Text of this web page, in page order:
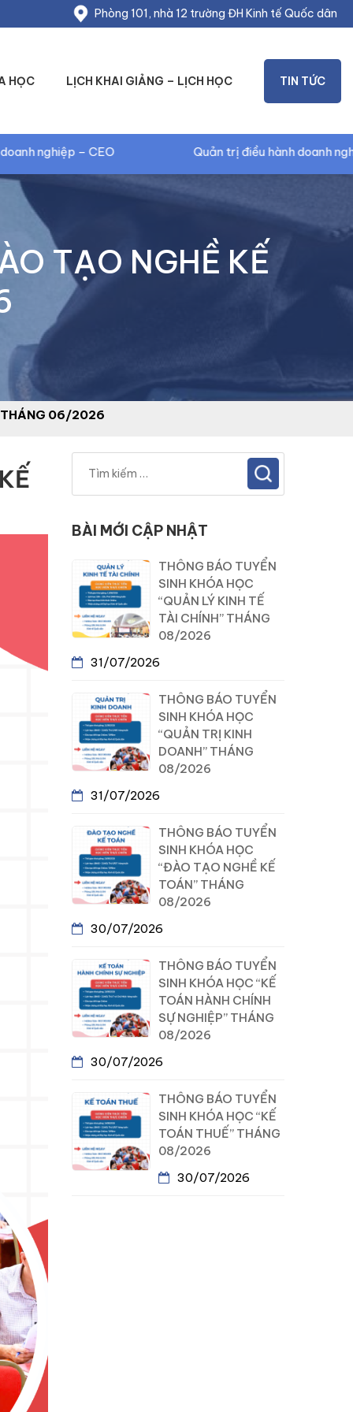
Phòng 101, nhà 12 trường ĐH Kinh tế Quốc dân
HỌC LỊCH KHAI GIẢNG – LỊCH HỌC TIN TỨC
Quản trị điều hành doanh nghiệp – CEO
TẠO NGHỀ KẾ
THÁNG 06/2026
BÀI MỚI CẬP NHẬT
THÔNG BÁO TUYỂN
SINH KHÓA HỌC
“QUẢN LÝ KINH TẾ
TÀI CHÍNH” THÁNG
08/2026
31/07/2026
THÔNG BÁO TUYỂN
SINH KHÓA HỌC
“QUẢN TRỊ KINH
DOANH” THÁNG
08/2026
31/07/2026
THÔNG BÁO TUYỂN
SINH KHÓA HỌC
“ĐÀO TẠO NGHỀ KẾ
TOÁN” THÁNG
08/2026
30/07/2026
THÔNG BÁO TUYỂN
SINH KHÓA HỌC “KẾ
TOÁN HÀNH CHÍNH
SỰ NGHIỆP” THÁNG
08/2026
30/07/2026
THÔNG BÁO TUYỂN
SINH KHÓA HỌC “KẾ
TOÁN THUẾ” THÁNG
08/2026
30/07/2026